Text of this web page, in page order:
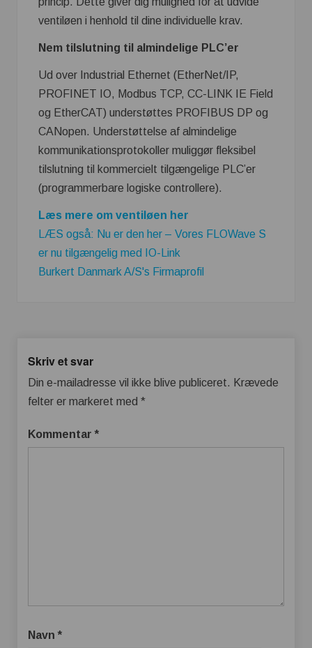
ventiløen i henhold til dine individuelle krav.
Nem tilslutning til almindelige PLC’er
Ud over Industrial Ethernet (EtherNet/IP,
PROFINET IO, Modbus TCP, CC-LINK IE Field
og EtherCAT) understøttes PROFIBUS DP og
CANopen. Understøttelse af almindelige
kommunikationsprotokoller muliggør fleksibel
tilslutning til kommercielt tilgængelige PLC’er
(programmerbare logiske controllere).
Læs mere om ventiløen her
LÆS også: Nu er den her – Vores FLOWave S
er nu tilgængelig med IO-Link
Burkert Danmark A/S's Firmaprofil
Skriv et svar
Din e-mailadresse vil ikke blive publiceret. Krævede
felter er markeret med *
Kommentar *
Navn *